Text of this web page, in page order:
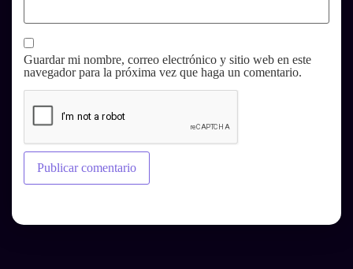
Guardar mi nombre, correo electrónico y sitio web en este
navegador para la próxima vez que haga un comentario.